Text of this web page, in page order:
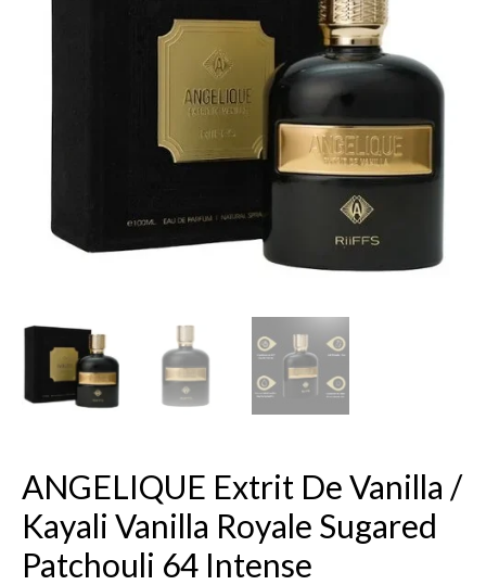
ANGELIQUE Extrit De Vanilla /
Kayali Vanilla Royale Sugared
Patchouli 64 Intense
Vanilla
Intense